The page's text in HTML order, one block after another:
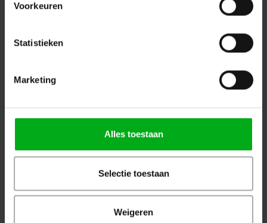
Voorkeuren
Statistieken
Marketing
Alles toestaan
Selectie toestaan
Weigeren
OP=OP
WKK | Krimpkous box H-5(3X) | transparant | 2,5 of 3m |
9.0/3.0 of 12.0/4.0 mm